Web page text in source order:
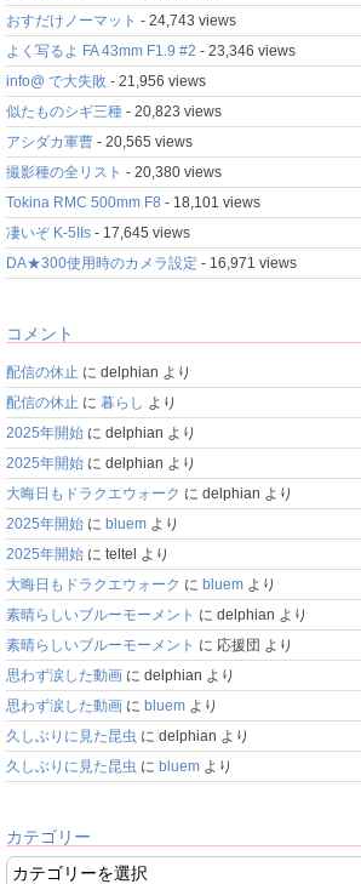
おすだけノーマット - 24,743 views
よく写るよ FA 43mm F1.9 #2 - 23,346 views
info@ で大失敗 - 21,956 views
似たものシギ三種 - 20,823 views
アシダカ軍曹 - 20,565 views
撮影種の全リスト - 20,380 views
Tokina RMC 500mm F8 - 18,101 views
凄いぞ K-5IIs - 17,645 views
DA★300使用時のカメラ設定 - 16,971 views
コメント
配信の休止 に delphian より
配信の休止 に 暮らし より
2025年開始 に delphian より
2025年開始 に delphian より
大晦日もドラクエウォーク に delphian より
2025年開始 に bluem より
2025年開始 に teltel より
大晦日もドラクエウォーク に bluem より
素晴らしいブルーモーメント に delphian より
素晴らしいブルーモーメント に 応援団 より
思わず涙した動画 に delphian より
思わず涙した動画 に bluem より
久しぶりに見た昆虫 に delphian より
久しぶりに見た昆虫 に bluem より
カテゴリー